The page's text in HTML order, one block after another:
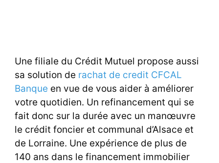
Une filiale du Crédit Mutuel propose aussi
sa solution de rachat de credit CFCAL
Banque en vue de vous aider à améliorer
votre quotidien. Un refinancement qui se
fait donc sur la durée avec un manœuvre
le crédit foncier et communal d’Alsace et
de Lorraine. Une expérience de plus de
140 ans dans le financement immobilier